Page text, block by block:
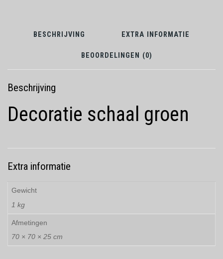
BESCHRIJVING EXTRA INFORMATIE
BEOORDELINGEN (0)
Beschrijving
Decoratie schaal groen
Extra informatie
Gewicht
1 kg
Afmetingen
70 × 70 × 25 cm